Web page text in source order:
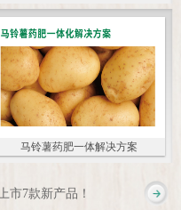
马铃薯药肥一体解决方案
市7款新产品！